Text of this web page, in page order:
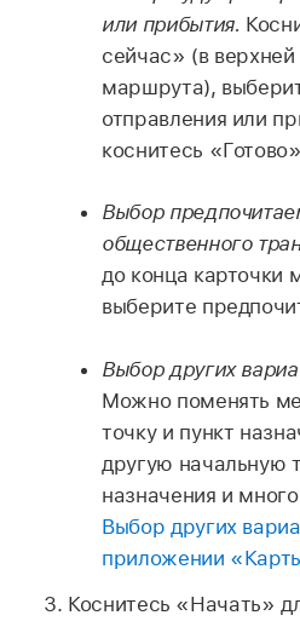
или прибытия.
сейчас» (в
маршрута),
отправления или
коснитесь
Выбор
общественного
до конца карточки
выберите
Выбор других
Можно поменять
точку и пункт
другую начальную
назначения и
Выбор других
приложении
Коснитесь «Начать»